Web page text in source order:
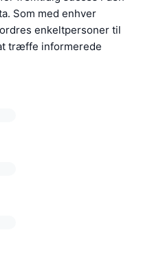
Som med enhver
enkeltpersoner til
træffe informerede